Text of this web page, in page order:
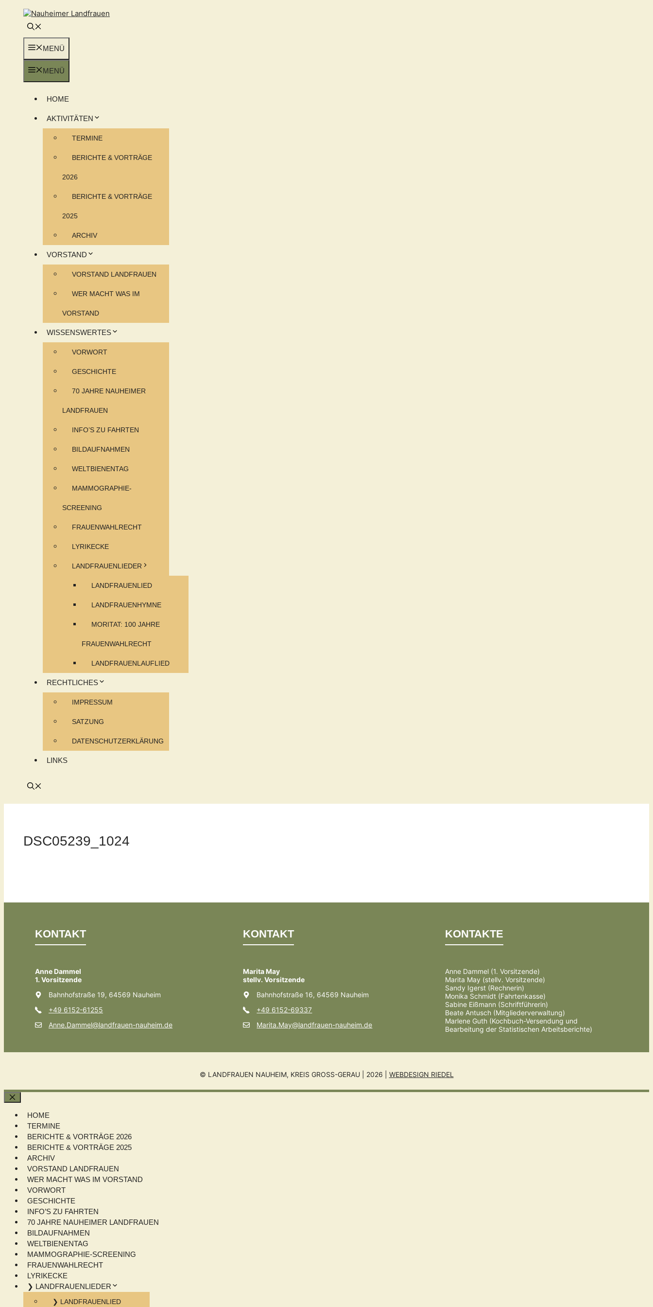
springen
MENÜ
MENÜ
HOME
AKTIVITÄTEN
TERMINE
BERICHTE & VORTRÄGE
2026
BERICHTE & VORTRÄGE
2025
ARCHIV
VORSTAND
VORSTAND LANDFRAUEN
WER MACHT WAS IM
VORSTAND
WISSENSWERTES
VORWORT
GESCHICHTE
70 JAHRE NAUHEIMER
LANDFRAUEN
INFO’S ZU FAHRTEN
BILDAUFNAHMEN
WELTBIENENTAG
MAMMOGRAPHIE-
SCREENING
FRAUENWAHLRECHT
LYRIKECKE
LANDFRAUENLIEDER
LANDFRAUENLIED
LANDFRAUENHYMNE
MORITAT: 100 JAHRE
FRAUENWAHLRECHT
LANDFRAUENLAUFLIED
RECHTLICHES
IMPRESSUM
SATZUNG
DATENSCHUTZERKLÄRUNG
LINKS
DSC05239_1024
KONTAKT
Anne Dammel
1. Vorsitzende
Bahnhofstraße 19, 64569 Nauheim
+49 6152-61255
Anne.Dammel@landfrauen-nauheim.de
KONTAKT
Marita May
stellv. Vorsitzende
Bahnhofstraße 16, 64569 Nauheim
+49 6152-69337
Marita.May@landfrauen-nauheim.de
KONTAKTE
Anne Dammel (1. Vorsitzende)
Marita May (stellv. Vorsitzende)
Sandy Igerst (Rechnerin)
Monika Schmidt (Fahrtenkasse)
Sabine Eißmann (Schriftführerin)
Beate Antusch (Mitgliederverwaltung)
Marlene Guth (Kochbuch-Versendung und
Bearbeitung der Statistischen Arbeitsberichte)
© LANDFRAUEN NAUHEIM, KREIS GROSS-GERAU | 2026 | WEBDESIGN RIEDEL
Schließen
HOME
TERMINE
BERICHTE & VORTRÄGE 2026
BERICHTE & VORTRÄGE 2025
ARCHIV
VORSTAND LANDFRAUEN
WER MACHT WAS IM VORSTAND
VORWORT
GESCHICHTE
INFO’S ZU FAHRTEN
70 JAHRE NAUHEIMER LANDFRAUEN
BILDAUFNAHMEN
WELTBIENENTAG
MAMMOGRAPHIE-SCREENING
FRAUENWAHLRECHT
LYRIKECKE
❯ LANDFRAUENLIEDER
❯ LANDFRAUENLIED